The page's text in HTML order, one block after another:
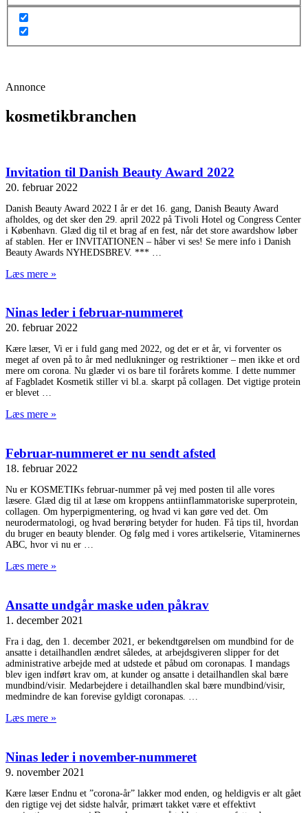
Annonce
kosmetikbranchen
Invitation til Danish Beauty Award 2022
20. februar 2022
Danish Beauty Award 2022 I år er det 16. gang, Danish Beauty Award
afholdes, og det sker den 29. april 2022 på Tivoli Hotel og Congress Center
i København. Glæd dig til et brag af en fest, når det store awardshow løber
af stablen. Her er INVITATIONEN – håber vi ses! Se mere info i Danish
Beauty Awards NYHEDSBREV. ***
Læs mere »
Ninas leder i februar-nummeret
20. februar 2022
Kære læser, Vi er i fuld gang med 2022, og det er et år, vi forventer os
meget af oven på to år med nedlukninger og restriktioner – men ikke et ord
mere om corona. Nu glæder vi os bare til forårets komme. I dette nummer
af Fagbladet Kosmetik stiller vi bl.a. skarpt på collagen. Det vigtige protein
er blevet
Læs mere »
Februar-nummeret er nu sendt afsted
18. februar 2022
Nu er KOSMETIKs februar-nummer på vej med posten til alle vores
læsere. Glæd dig til at læse om kroppens antiinflammatoriske superprotein,
collagen. Om hyperpigmentering, og hvad vi kan gøre ved det. Om
neurodermatologi, og hvad berøring betyder for huden. Få tips til, hvordan
du bruger en beauty blender. Og følg med i vores artikelserie, Vitaminernes
ABC, hvor vi nu er
Læs mere »
Ansatte undgår maske uden påkrav
1. december 2021
Fra i dag, den 1. december 2021, er bekendtgørelsen om mundbind for de
ansatte i detailhandlen ændret således, at arbejdsgiveren slipper for det
administrative arbejde med at udstede et påbud om coronapas. I mandags
blev igen indført krav om, at kunder og ansatte i detailhandlen skal bære
mundbind/visir. Medarbejdere i detailhandlen skal bære mundbind/visir,
medmindre de kan forevise gyldigt coronapas.
Læs mere »
Ninas leder i november-nummeret
9. november 2021
Kære læser Endnu et ”corona-år” lakker mod enden, og heldigvis er alt gået
den rigtige vej det sidste halvår, primært takket være et effektivt